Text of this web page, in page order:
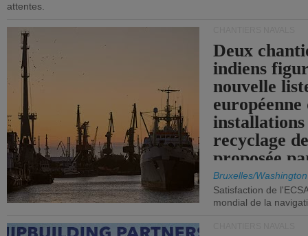
attentes.
Deux
indiens
nouvelle
européenne
installations
recyclage
proposée
Bruxelles/Washington
Satisfaction de
mondial de la